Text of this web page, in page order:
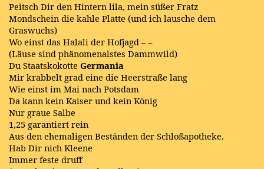
Peitsch Dir den Hintern lila, mein süßer Fratz
Mondschein die kahle Platte (und ich lausche dem
Graswuchs)
Wo einst das Halali der Hofjagd – –
(Läuse sind phänomenalstes Dammwild)
Du Staatskokotte Germania
Mir krabbelt grad eine die Heerstraße lang
Wie einst im Mai nach Potsdam
Da kann kein Kaiser und kein König
Nur graue Salbe
1,25 garantiert rein
Aus den ehemaligen Beständen der Schloßapotheke.
Hab Dir nich Kleene
Immer feste druff